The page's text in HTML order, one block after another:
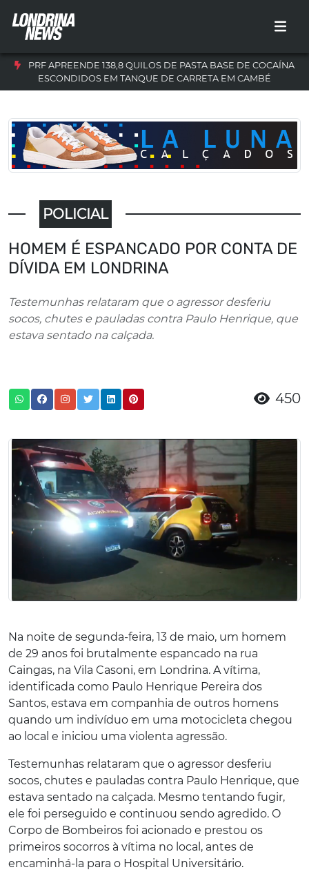
PRF APREENDE 138,8 QUILOS DE PASTA BASE DE COCAÍNA
ESCONDIDOS EM TANQUE DE CARRETA EM CAMBÉ
POLICIAL
HOMEM É ESPANCADO POR CONTA DE
DÍVIDA EM LONDRINA
Testemunhas relataram que o agressor desferiu
socos, chutes e pauladas contra Paulo Henrique, que
estava sentado na calçada.
450
Na noite de segunda-feira, 13 de maio, um homem
de 29 anos foi brutalmente espancado na rua
Caingas, na Vila Casoni, em Londrina. A vítima,
identificada como Paulo Henrique Pereira dos
Santos, estava em companhia de outros homens
quando um indivíduo em uma motocicleta chegou
ao local e iniciou uma violenta agressão.
Testemunhas relataram que o agressor desferiu
socos, chutes e pauladas contra Paulo Henrique, que
estava sentado na calçada. Mesmo tentando fugir,
ele foi perseguido e continuou sendo agredido. O
Corpo de Bombeiros foi acionado e prestou os
primeiros socorros à vítima no local, antes de
encaminhá-la para o Hospital Universitário.